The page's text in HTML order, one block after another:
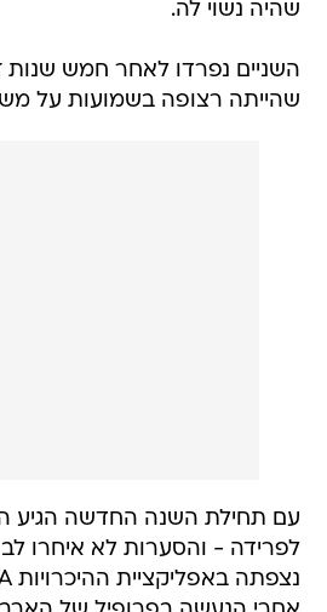
שהיה נשוי לה.
השניים נפרדו לאחר חמש שנות
שהייתה רצופה בשמועות על
עם תחילת השנה החדשה הגיע
לפרידה - והסערות לא איחרו